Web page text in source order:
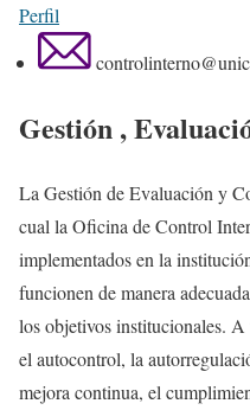
Perfil
Gestión ,
La Gestión de Evaluación y
cual la Oficina de Control
implementados en la
funcionen de manera
los objetivos institucionales. A
el autocontrol, la
mejora continua, el